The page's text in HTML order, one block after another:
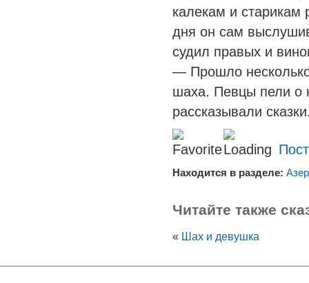
калекам и старикам
дня он сам
судил правых и
— Прошло
шаха. Певцы пели о
рассказывали
Находится в разделе:
Читайте также
« Шах и девушка